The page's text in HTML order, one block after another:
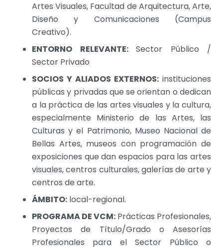
Artes Visuales, Facultad de Arquitectura, Arte,
Diseño y Comunicaciones (Campus
Creativo).
ENTORNO RELEVANTE: Sector Público /
Sector Privado
SOCIOS Y ALIADOS EXTERNOS: instituciones
públicas y privadas que se orientan o dedican
a la práctica de las artes visuales y la cultura,
especialmente Ministerio de las Artes, las
Culturas y el Patrimonio, Museo Nacional de
Bellas Artes, museos con programación de
exposiciones que dan espacios para las artes
visuales, centros culturales, galerías de arte y
centros de arte.
ÁMBITO: local-regional.
PROGRAMA DE VCM: Prácticas Profesionales,
Proyectos de Título/Grado o Asesorías
Profesionales para el Sector Público o